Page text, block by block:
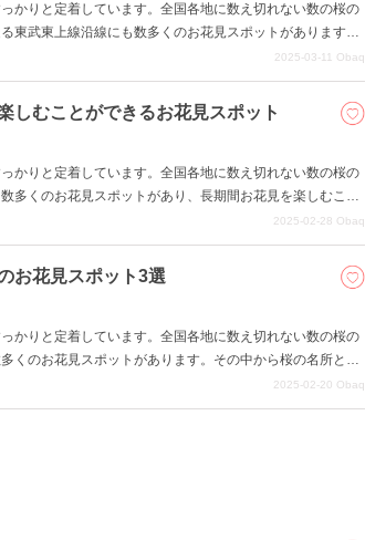
かりと定着しています。全国各地に数え切れない数の桜の
東武東上線沿線にも数多くのお花見スポットがあります。
所、川越大師喜多院、新河岸川、柳瀬川、国営武蔵丘陵森
2025-03-11 Obaq
しむことができるお花見スポット
かりと定着しています。全国各地に数え切れない数の桜の
多くのお花見スポットがあり、長期間お花見を楽しむこと
に人気のある名所、道光寺、大手の桜、法善寺、北桜通
抜けの桜を9スポットご紹介します。
2025-02-28 Obaq
お花見スポット3選
かりと定着しています。全国各地に数え切れない数の桜の
くのお花見スポットがあります。その中から桜の名所とし
2025-02-20 Obaq